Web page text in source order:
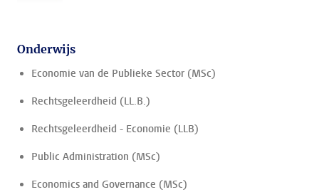
Onderwijs
Economie van de Publieke Sector (MSc)
Rechtsgeleerdheid (LL.B.)
Rechtsgeleerdheid - Economie (LLB)
Public Administration (MSc)
Economics and Governance (MSc)